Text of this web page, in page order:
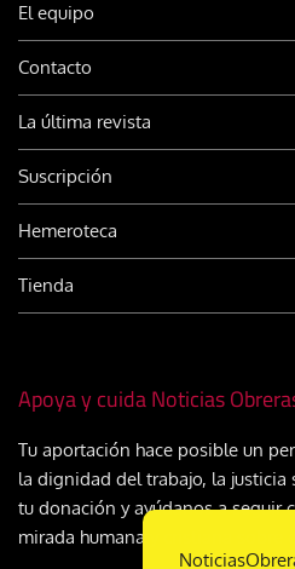
El equipo
Contacto
La última revista
Suscripción
Hemeroteca
Tienda
Apoya y cuida Noticias
Tu aportación hace posible un
la dignidad del trabajo, la justicia
tu donación y ayúdanos a seguir
mirada humana y cristiana sobre